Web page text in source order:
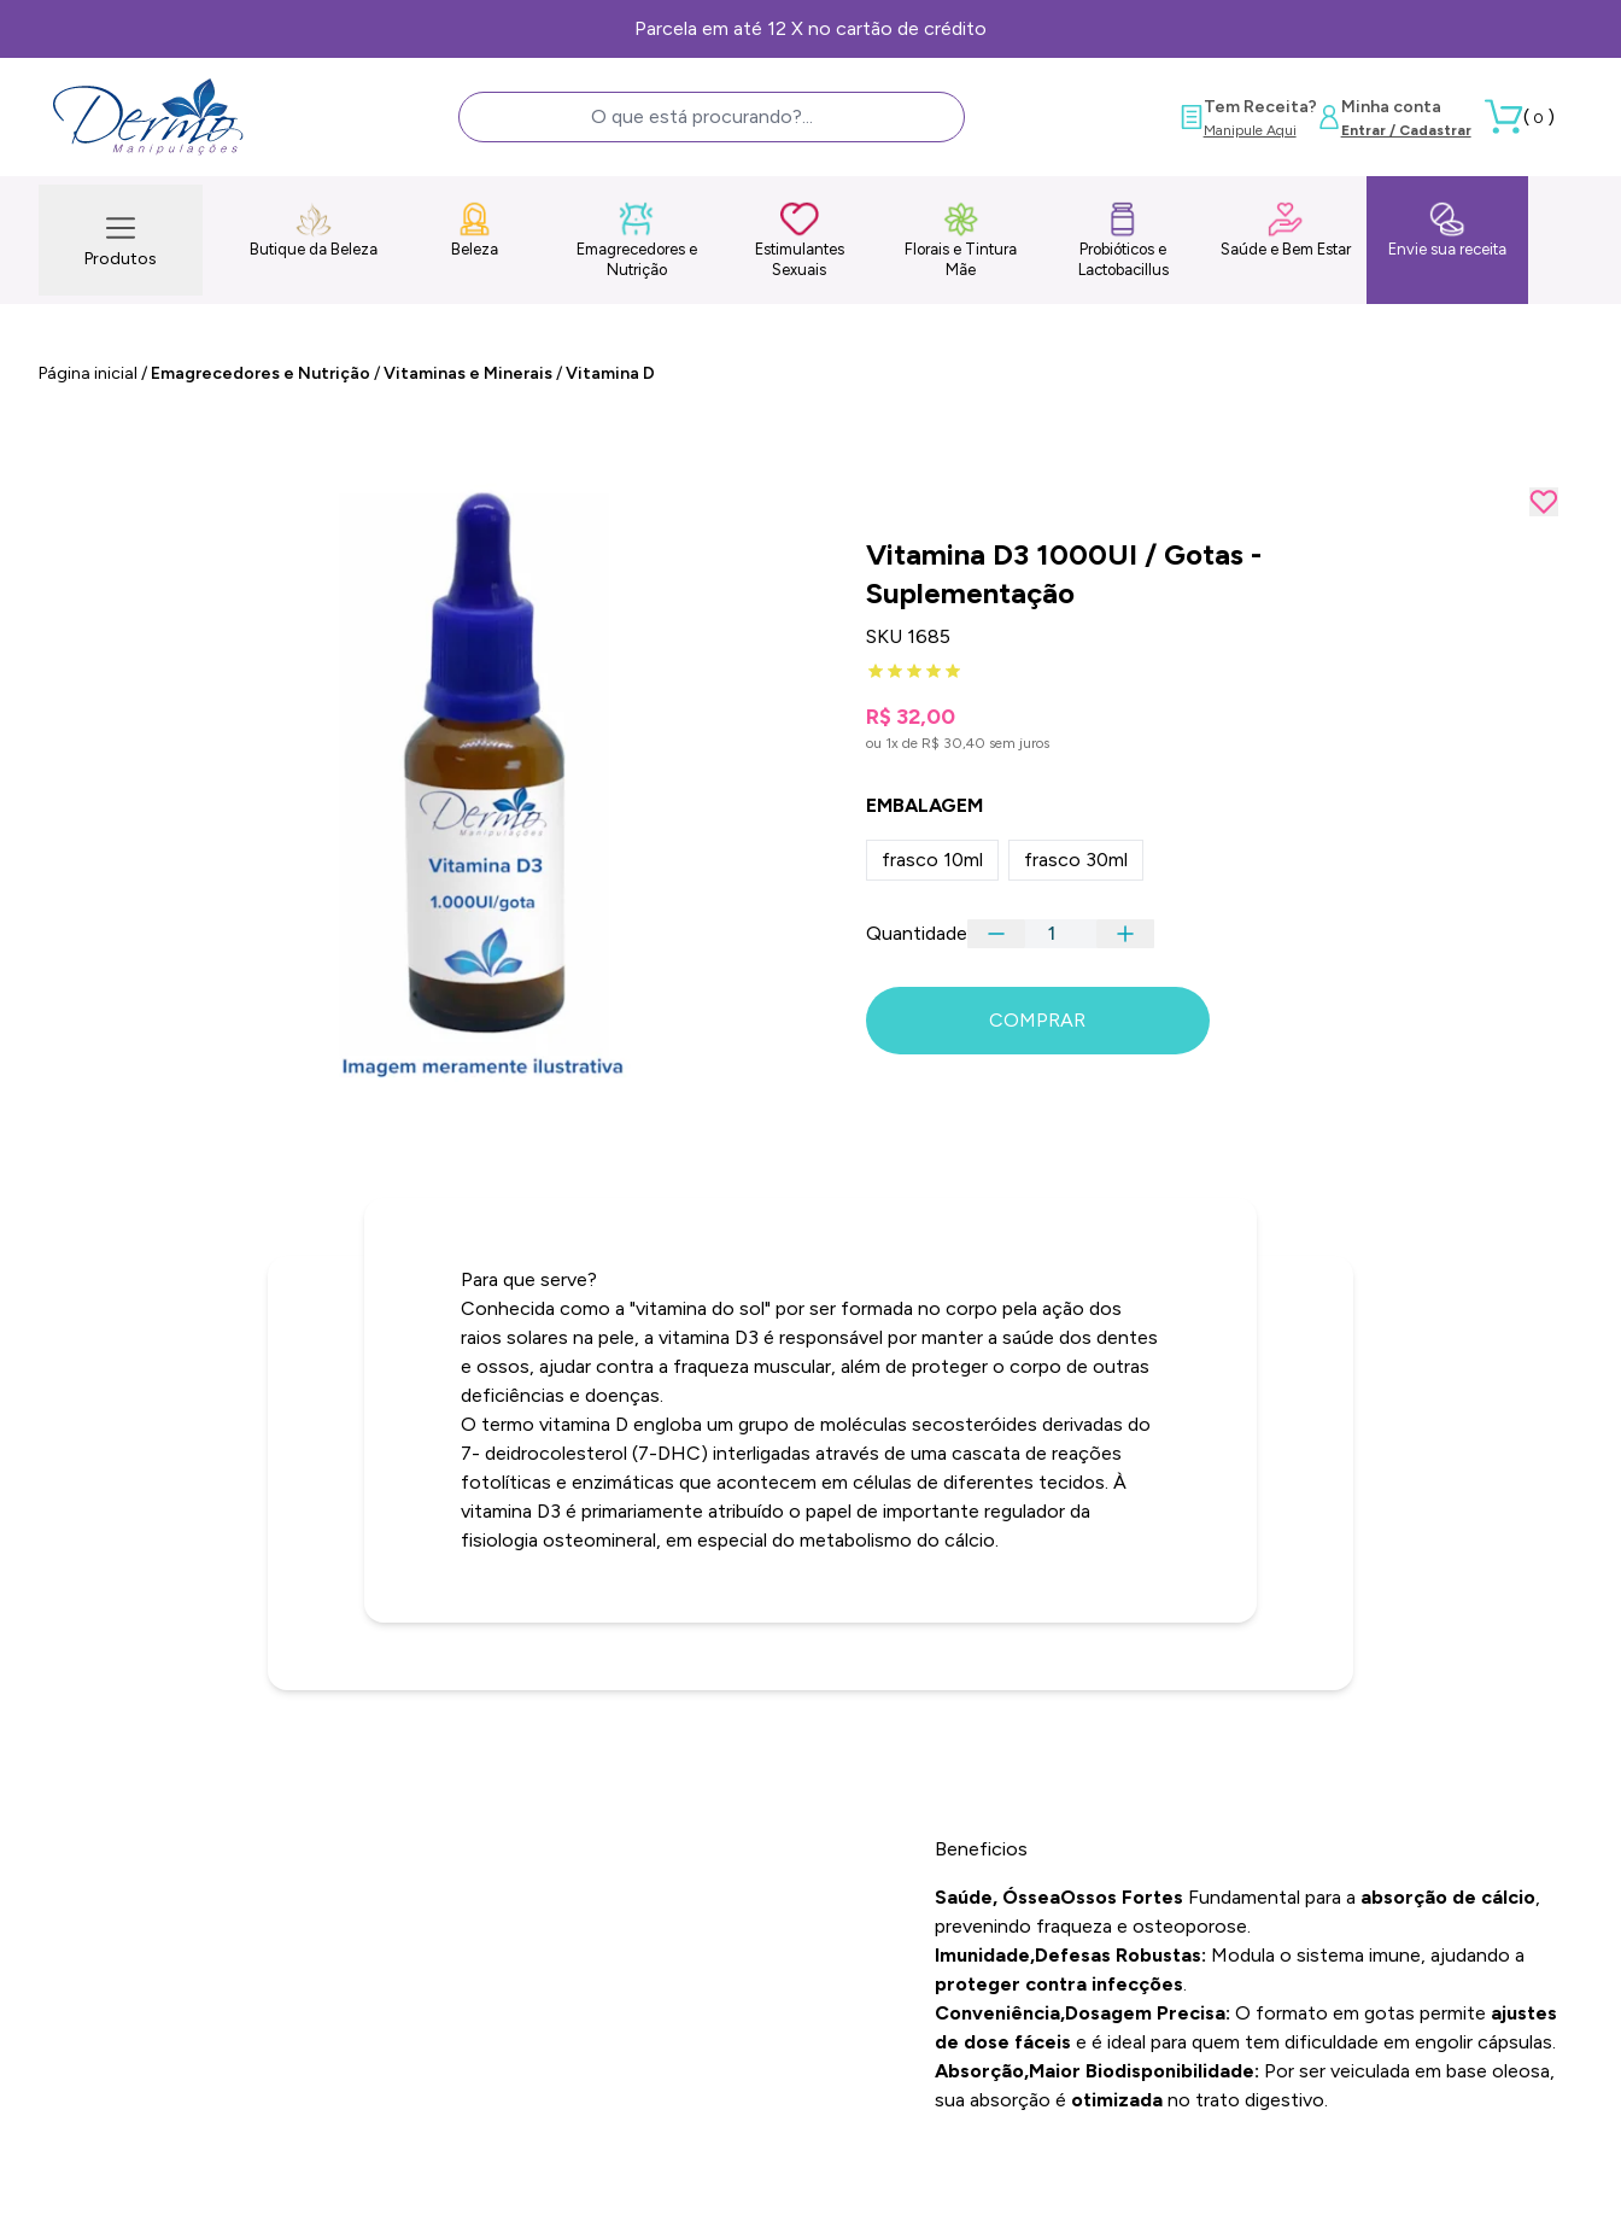
Frete Grátis, consulte as condições
Minha conta
Entrar / Cadastrar
Tem Receita?
Manipule Aqui
( 0 )
Produtos Butique da Beleza Beleza
Emagrecedores e
Nutrição
Estimulantes
Sexuais
Florais e Tintura
Mãe
Probióticos e
Lactobacillus
Saúde e Bem Estar Envie sua receita
Página inicial / Emagrecedores e Nutrição /Vitaminas e Minerais/Vitamina D
Vitamina D3 1000UI / Gotas -
Suplementação
SKU 1685
R$ 32,00
ou 1x de R$ 30,40 sem juros
EMBALAGEM
frasco 10ml frasco 30ml
Quantidade
COMPRAR
INFORMAÇÕES
Para que serve?
Conhecida como a "vitamina do sol" por ser formada no corpo pela ação dos
raios solares na pele, a vitamina D3 é responsável por manter a saúde dos dentes
e ossos, ajudar contra a fraqueza muscular, além de proteger o corpo de outras
deficiências e doenças.
O termo vitamina D engloba um grupo de moléculas secosteróides derivadas do
7- deidrocolesterol (7-DHC) interligadas através de uma cascata de reações
fotolíticas e enzimáticas que acontecem em células de diferentes tecidos. À
vitamina D3 é primariamente atribuído o papel de importante regulador da
fisiologia osteomineral, em especial do metabolismo do cálcio.
Beneficios
Saúde, ÓsseaOssos Fortes Fundamental para a absorção de cálcio,
prevenindo fraqueza e osteoporose.
Imunidade,Defesas Robustas: Modula o sistema imune, ajudando a
proteger contra infecções.
Conveniência,Dosagem Precisa:O formato em gotas permite ajustes
de dose fáceis e é ideal para quem tem dificuldade em engolir cápsulas.
Absorção,Maior Biodisponibilidade: Por ser veiculada em base oleosa,
sua absorção é otimizada no trato digestivo.